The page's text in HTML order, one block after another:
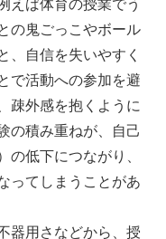
えば体育の授業でう
の鬼ごっこやボール
、自信を失いやすく
で活動への参加を避
疎外感を抱くように
の積み重ねが、自己
の低下につながり、
ってしまうことがあ
器用さなどから、授